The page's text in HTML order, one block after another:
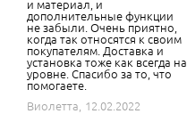
и материал, и
дополнительные функции
не забыли. Очень приятно,
когда так относятся к своим
покупателям. Доставка и
установка тоже как всегда на
уровне. Спасибо за то, что
помогаете.
Виолетта,
12.02.2022